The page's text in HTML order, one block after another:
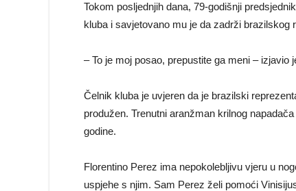
Tokom posljednjih dana, 79-godišnji
kluba i savjetovano mu je da zadrži brazilskog
– To je moj posao, prepustite ga meni – izjavio
Čelnik kluba je uvjeren da je brazilski
produžen. Trenutni aranžman krilnog
godine.
Florentino Perez ima nepokolebljivu vjeru u
uspjehe s njim. Sam Perez želi pomoći